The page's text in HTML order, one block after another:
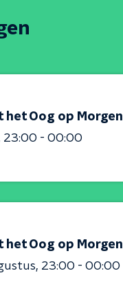
het Oog op Morgen
23:00 - 00:00
het Oog op Morgen
23:00 - 00:00